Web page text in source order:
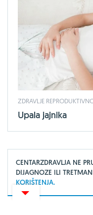
ZDRAVLJE
Upala jajnika
CENTARZDRAVLJA NE
DIJAGNOZE ILI
KORIŠTENJA.